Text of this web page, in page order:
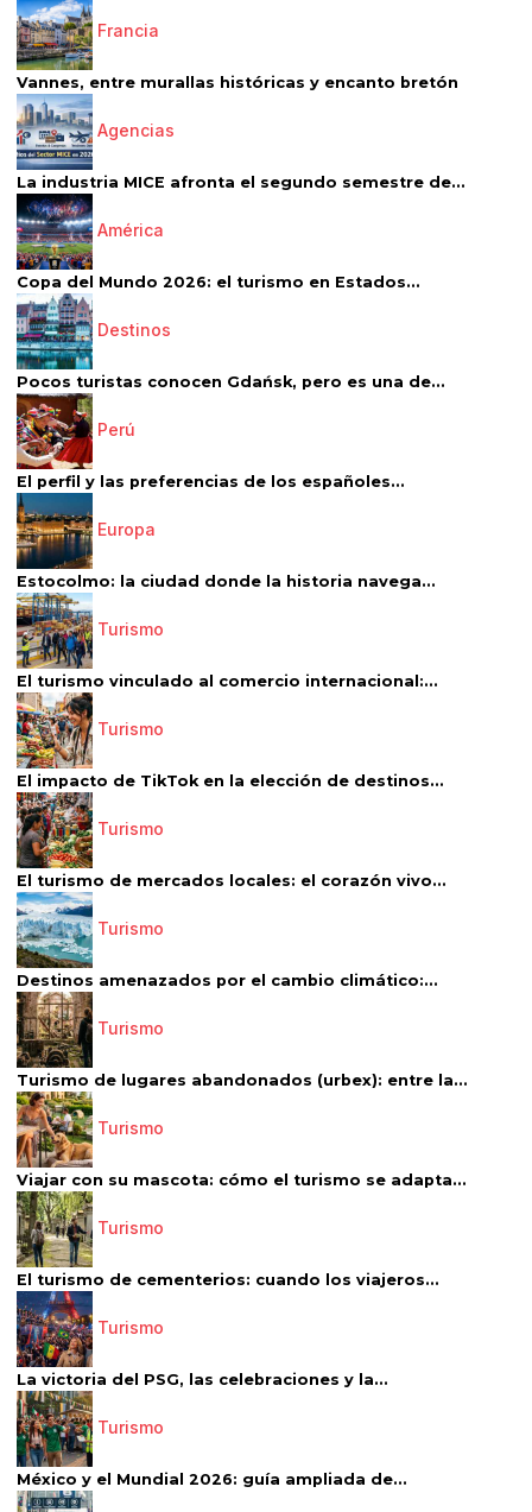
Francia
Vannes, entre murallas históricas y encanto bretón
Agencias
La industria MICE afronta el segundo semestre de...
América
Copa del Mundo 2026: el turismo en Estados...
Destinos
Pocos turistas conocen Gdańsk, pero es una de...
Perú
El perfil y las preferencias de los españoles...
Europa
Estocolmo: la ciudad donde la historia navega...
Turismo
El turismo vinculado al comercio internacional:...
Turismo
El impacto de TikTok en la elección de destinos...
Turismo
El turismo de mercados locales: el corazón vivo...
Turismo
Destinos amenazados por el cambio climático:...
Turismo
Turismo de lugares abandonados (urbex): entre la...
Turismo
Viajar con su mascota: cómo el turismo se adapta...
Turismo
El turismo de cementerios: cuando los viajeros...
Turismo
La victoria del PSG, las celebraciones y la...
Turismo
México y el Mundial 2026: guía ampliada de...